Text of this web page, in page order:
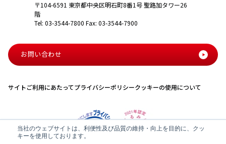
当社のウェブサイトは、利便性及び品質の維持・向上を目的に、クッ
キーを使用しております。
〒104-6591 東京都中央区明石町8番1号 聖路加タワー26
階
Tel: 03-3544-7800 Fax: 03-3544-7900
お問い合わせ
サイトご利用にあたってプライバシーポリシークッキーの使用について